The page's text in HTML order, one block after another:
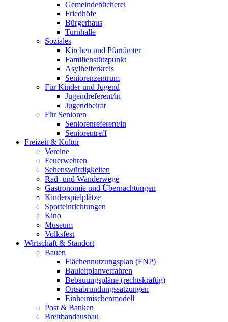
Gemeindebücherei
Friedhöfe
Bürgerhaus
Turnhalle
Soziales
Kirchen und Pfarrämter
Familienstützpunkt
Asylhelferkreis
Seniorenzentrum
Für Kinder und Jugend
Jugendreferent/in
Jugendbeirat
Für Senioren
Seniorenreferent/in
Seniorentreff
Freizeit & Kultur
Vereine
Feuerwehren
Sehenswürdigkeiten
Rad- und Wanderwege
Gastronomie und Übernachtungen
Kinderspielplätze
Sporteinrichtungen
Kino
Museum
Volksfest
Wirtschaft & Standort
Bauen
Flächennutzungsplan (FNP)
Bauleitplanverfahren
Bebauungspläne (rechtskräftig)
Ortsabrundungssatzungen
Einheimischenmodell
Post & Banken
Breitbandausbau